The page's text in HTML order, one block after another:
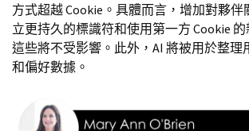
方式超越 Cookie。具體而言，增加對夥
立更持久的標識符和使用第一方 Cookie 的
這些將不受影響。此外，AI 將被用於整理
和偏好數據。